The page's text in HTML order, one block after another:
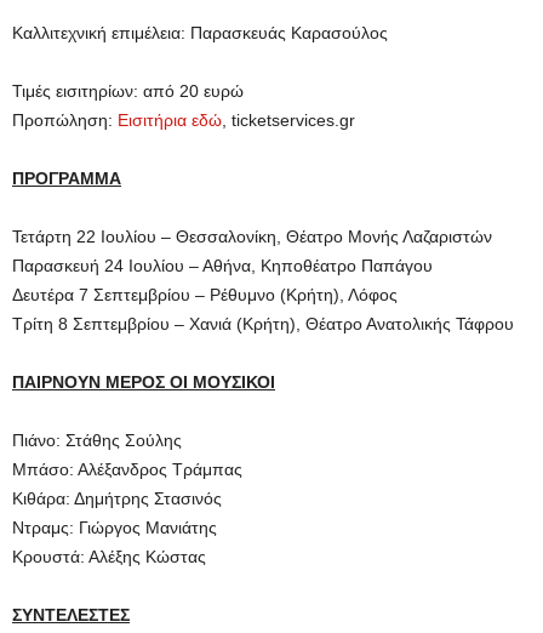
Καλλιτεχνική επιμέλεια: Παρασκευάς Καρασούλος
Τιμές εισιτηρίων: από 20 ευρώ
Προπώληση: Εισιτήρια εδώ , ticketservices.gr
ΠΡΟΓΡΑΜΜΑ
Τετάρτη 22 Ιουλίου – Θεσσαλονίκη, Θέατρο Μονής Λαζαριστών
Παρασκευή 24 Ιουλίου – Αθήνα, Κηποθέατρο Παπάγου
Δευτέρα 7 Σεπτεμβρίου – Ρέθυμνο (Κρήτη), Λόφος
Τρίτη 8 Σεπτεμβρίου – Χανιά (Κρήτη), Θέατρο Ανατολικής Τάφρου
ΠΑΙΡΝΟΥΝ ΜΕΡΟΣ ΟΙ ΜΟΥΣΙΚΟΙ
Πιάνο: Στάθης Σούλης
Μπάσο: Αλέξανδρος Τράμπας
Κιθάρα: Δημήτρης Στασινός
Ντραμς: Γιώργος Μανιάτης
Κρουστά: Αλέξης Κώστας
ΣΥΝΤΕΛΕΣΤΕΣ